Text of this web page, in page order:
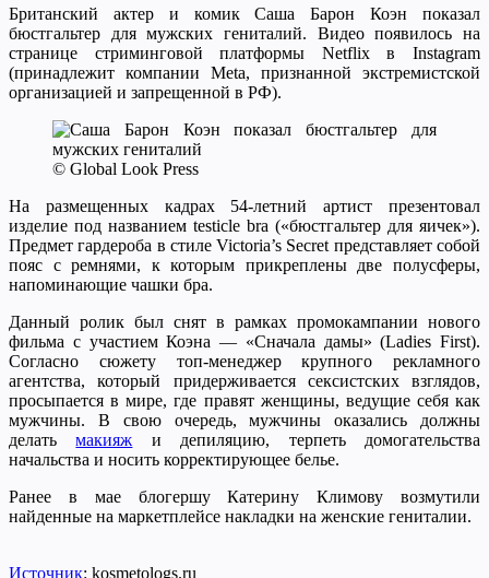
Британский актер и комик Саша Барон Коэн показал
бюстгальтер для мужских гениталий. Видео появилось на
странице стриминговой платформы Netflix в Instagram
(принадлежит компании Meta, признанной экстремистской
организацией и запрещенной в РФ).
© Global Look Press
На размещенных кадрах 54-летний артист презентовал
изделие под названием testicle bra («бюстгальтер для яичек»).
Предмет гардероба в стиле Victoria’s Secret представляет собой
пояс с ремнями, к которым прикреплены две полусферы,
напоминающие чашки бра.
Данный ролик был снят в рамках промокампании нового
фильма с участием Коэна — «Сначала дамы» (Ladies First).
Согласно сюжету топ-менеджер крупного рекламного
агентства, который придерживается сексистских взглядов,
просыпается в мире, где правят женщины, ведущие себя как
мужчины. В свою очередь, мужчины оказались должны
делатьмакияж и депиляцию, терпеть домогательства
начальства и носить корректирующее белье.
Ранее в мае блогершу Катерину Климову возмутили
найденные на маркетплейсе накладки на женские гениталии.
Источник: kosmetologs.ru